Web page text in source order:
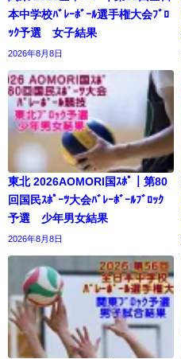
本中学校ﾊﾞﾚｰﾎﾞｰﾙ選手権大会ﾌﾞﾛ
ｯｸ予選 女子結果
2026年8月8日
東北 2026AOMORI国ｽﾎﾟ｜第80
回国民ｽﾎﾟｰﾂ大会ﾊﾞﾚｰﾎﾞｰﾙﾌﾞﾛｯｸ
予選 少年男女結果
2026年8月8日